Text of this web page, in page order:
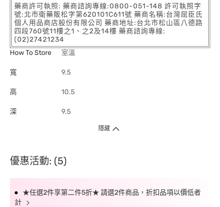
藥商許可執照: 藥商諮詢專線:0800-051-148 許可執照字
號:北市衛藥販松字第620101C611號 藥商名稱:台灣屈臣氏
個人用品商店股份有限公司 藥商地址:台北市松山區八德路
四段760號11樓之1、之2及14樓 藥商諮詢專線:
(02)27421234
How To Store
室溫
寬 9.5
高 10.5
深 9.5
隱藏
優惠活動: (5)
★任選2件享第二件5折★ 請選2件商品，折扣品項以價低者
計